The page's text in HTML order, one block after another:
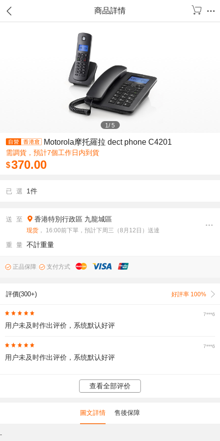
商品詳情
1/5
Motorola摩托羅拉 dect phone C4201
需調貨，預計7個工作日内到貨
$370.00
已 選 1件
送 至 香港特別行政區 九龍城區
现货 ， 16:00前下單，預計下周三（8月12日）送達
重 量 不計重量
正品保障 支付方式
評價(300+) 好評率 100%
7***6
用户未及时作出评价，系统默认好评
7***6
用户未及时作出评价，系统默认好评
查看全部评价
圖文詳情 售後保障
-